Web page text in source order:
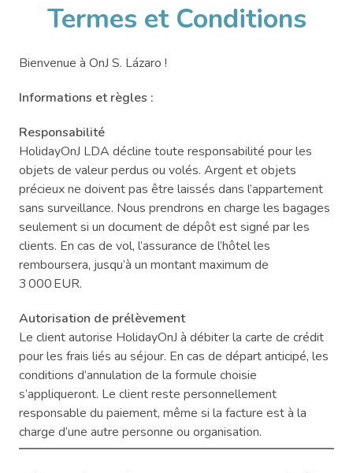
Termes et Conditions
Bienvenue à OnJ S. Lázaro !
Informations et règles :
Responsabilité
HolidayOnJ LDA décline toute responsabilité pour les
objets de valeur perdus ou volés. Argent et objets
précieux ne doivent pas être laissés dans l’appartement
sans surveillance. Nous prendrons en charge les bagages
seulement si un document de dépôt est signé par les
clients. En cas de vol, l’assurance de l’hôtel les
remboursera, jusqu’à un montant maximum de
3 000 EUR.
Autorisation de prélèvement
Le client autorise HolidayOnJ à débiter la carte de crédit
pour les frais liés au séjour. En cas de départ anticipé, les
conditions d’annulation de la formule choisie
s’appliqueront. Le client reste personnellement
responsable du paiement, même si la facture est à la
charge d’une autre personne ou organisation.